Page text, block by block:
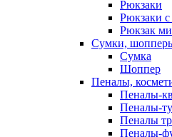
Рюкзаки
Рюкзаки
Рюкзак
Сумки,
Сумка
Шоппер
Пеналы,
Пеналы-
Пеналы-
Пеналы
Пеналы-